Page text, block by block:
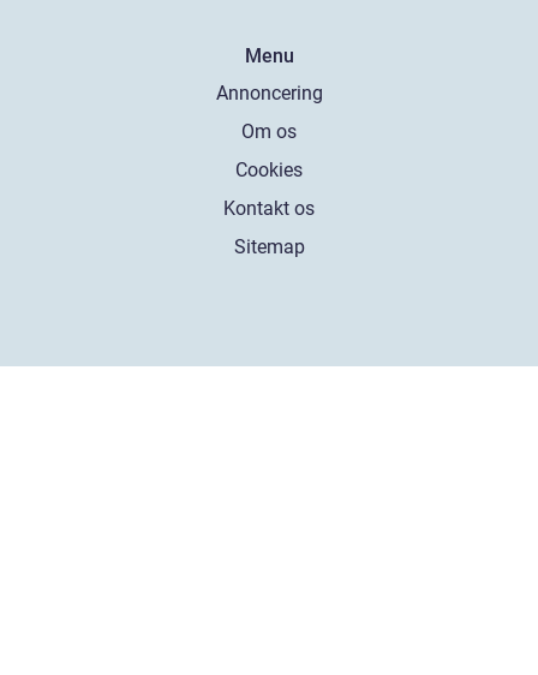
Menu
Annoncering
Om os
Cookies
Kontakt os
Sitemap